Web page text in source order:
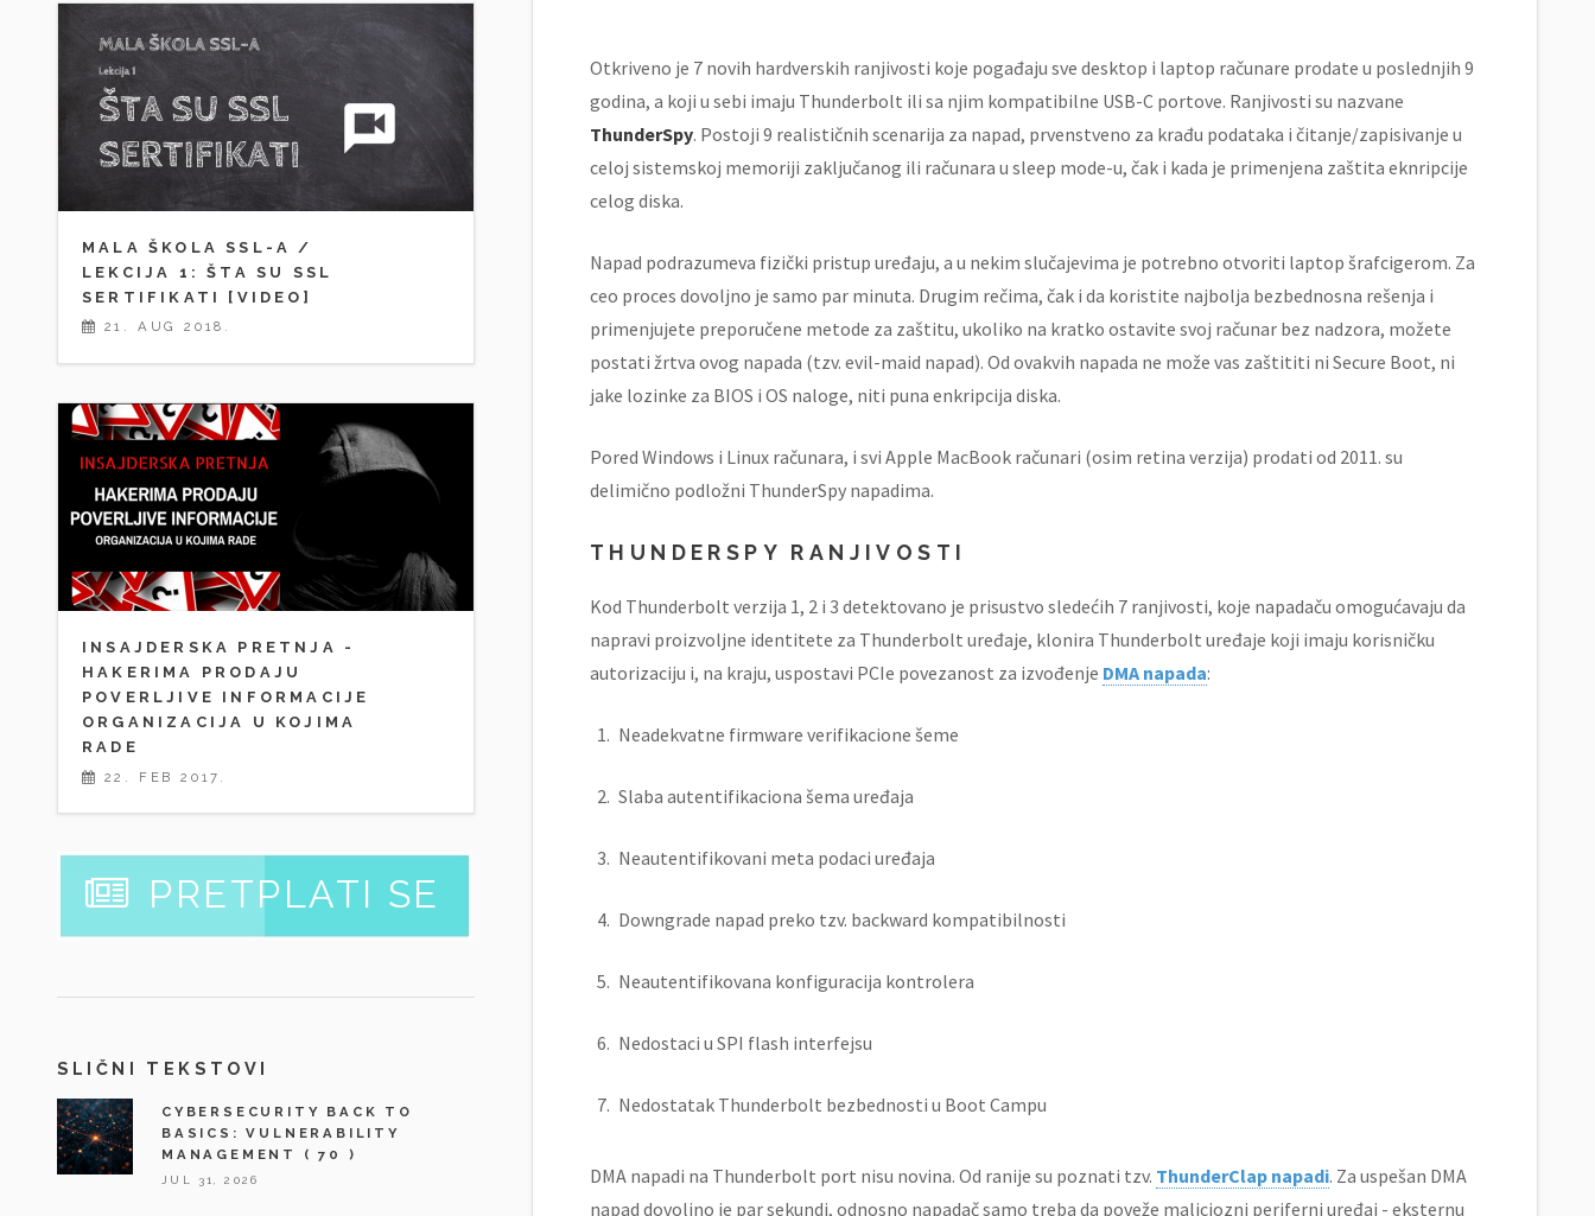
Otkriveno je 7 novih hardverskih ranjivosti koje pogađaju sve desktop i laptop računare prodate u poslednjih 9
godina, a koji u sebi imaju Thunderbolt ili sa njim kompatibilne USB-C portove. Ranjivosti su nazvane
ThunderSpy. Postoji 9 realističnih scenarija za napad, prvenstveno za krađu podataka i čitanje/zapisivanje u
celoj sistemskoj memoriji zaključanog ili računara u sleep mode-u, čak i kada je primenjena zaštita eknripcije
celog diska.
Napad podrazumeva fizički pristup uređaju, a u nekim slučajevima je potrebno otvoriti laptop šrafcigerom. Za
ceo proces dovoljno je samo par minuta. Drugim rečima, čak i da koristite najbolja bezbednosna rešenja i
primenjujete preporučene metode za zaštitu, ukoliko na kratko ostavite svoj računar bez nadzora, možete
postati žrtva ovog napada (tzv. evil-maid napad). Od ovakvih napada ne može vas zaštititi ni Secure Boot, ni
jake lozinke za BIOS i OS naloge, niti puna enkripcija diska.
Pored Windows i Linux računara, i svi Apple MacBook računari (osim retina verzija) prodati od 2011. su
delimično podložni ThunderSpy napadima.
THUNDERSPY RANJIVOSTI
Kod Thunderbolt verzija 1, 2 i 3 detektovano je prisustvo sledećih 7 ranjivosti, koje napadaču omogućavaju da
napravi proizvoljne identitete za Thunderbolt uređaje, klonira Thunderbolt uređaje koji imaju korisničku
autorizaciju i, na kraju, uspostavi PCIe povezanost za izvođenje DMA napada:
Neadekvatne firmware verifikacione šeme
Slaba autentifikaciona šema uređaja
Neautentifikovani meta podaci uređaja
Downgrade napad preko tzv. backward kompatibilnosti
Neautentifikovana konfiguracija kontrolera
Nedostaci u SPI flash interfejsu
Nedostatak Thunderbolt bezbednosti u Boot Campu
DMA napadi na Thunderbolt port nisu novina. Od ranije su poznati tzv. ThunderClap napadi. Za uspešan DMA
napad dovoljno je par sekundi, odnosno napadač samo treba da poveže maliciozni periferni uređaj - eksternu
MALA ŠKOLA SSL-A /
LEKCIJA 1: ŠTA SU SSL
SERTIFIKATI [VIDEO]
21. AUG 2018.
INSAJDERSKA PRETNJA -
HAKERIMA PRODAJU
POVERLJIVE INFORMACIJE
ORGANIZACIJA U KOJIMA
RADE
22. FEB 2017.
PRETPLATI SE
SLIČNI TEKSTOVI
CYBERSECURITY BACK TO
BASICS: VULNERABILITY
MANAGEMENT
( 70 )
JUL 31, 2026